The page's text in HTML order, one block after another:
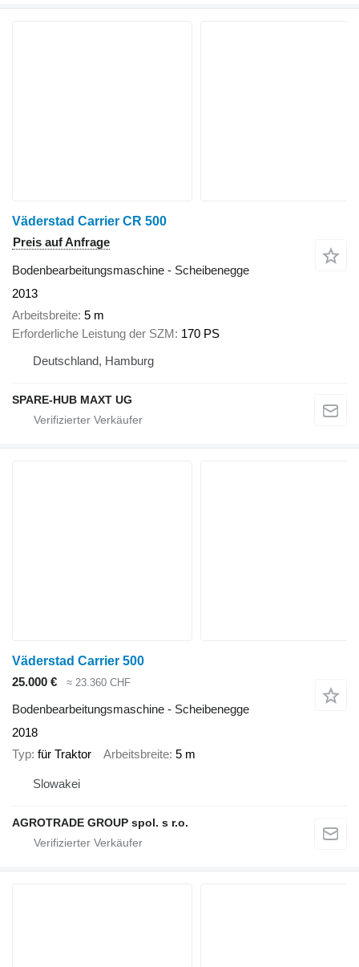
Väderstad Carrier CR 500
Preis auf Anfrage
Bodenbearbeitungsmaschine - Scheibenegge
2013
Arbeitsbreite 5 m
Erforderliche Leistung der SZM 170 PS
Deutschland, Hamburg
SPARE-HUB MAXT UG
Väderstad Carrier 500
25.000 €
≈ 23.360 CHF
Bodenbearbeitungsmaschine - Scheibenegge
2018
Typ für Traktor Arbeitsbreite 5 m
Slowakei
AGROTRADE GROUP spol. s r.o.